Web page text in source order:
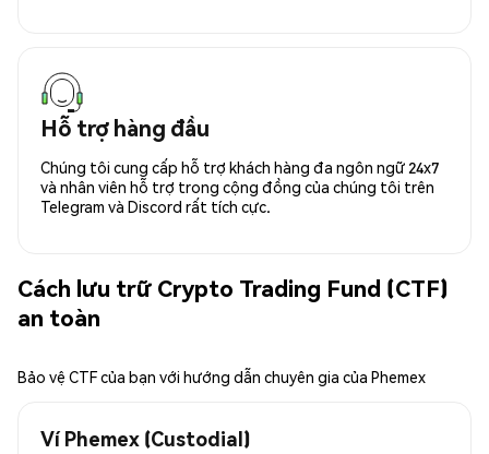
Hỗ trợ hàng đầu
Chúng tôi cung cấp hỗ trợ khách hàng đa ngôn ngữ 24x7
và nhân viên hỗ trợ trong cộng đồng của chúng tôi trên
Telegram và Discord rất tích cực.
Cách lưu trữ Crypto Trading Fund (CTF)
an toàn
Bảo vệ CTF của bạn với hướng dẫn chuyên gia của Phemex
Ví Phemex (Custodial)